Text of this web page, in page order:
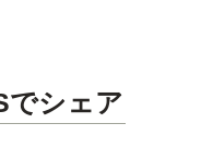
でシェア